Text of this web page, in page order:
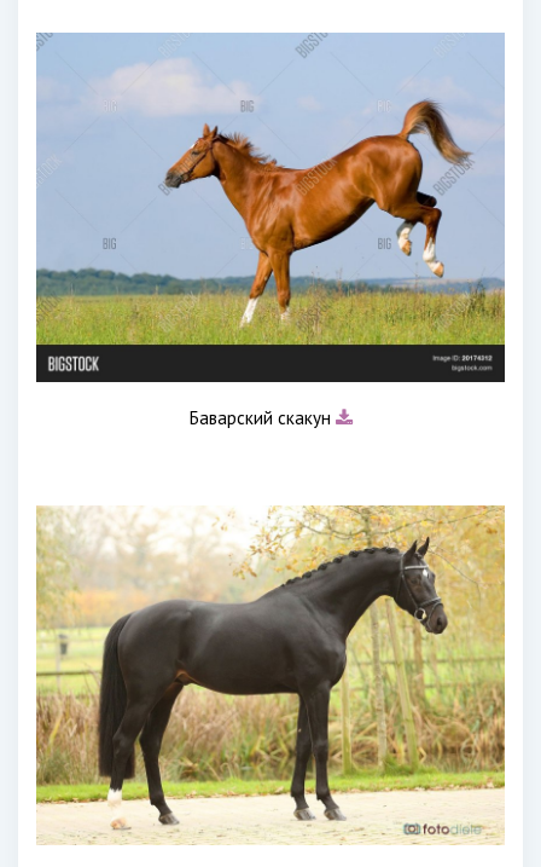
Баварский скакун